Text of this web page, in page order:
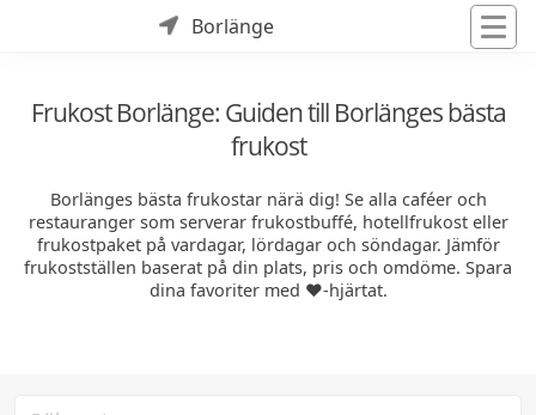
Borlänge
Frukost Borlänge: Guiden till Borlänges bästa
frukost
Borlänges bästa frukostar närä dig! Se alla caféer och
restauranger som serverar frukostbuffé, hotellfrukost eller
frukostpaket på vardagar, lördagar och söndagar. Jämför
frukostställen baserat på din plats, pris och omdöme. Spara
dina favoriter med ❤️-hjärtat.